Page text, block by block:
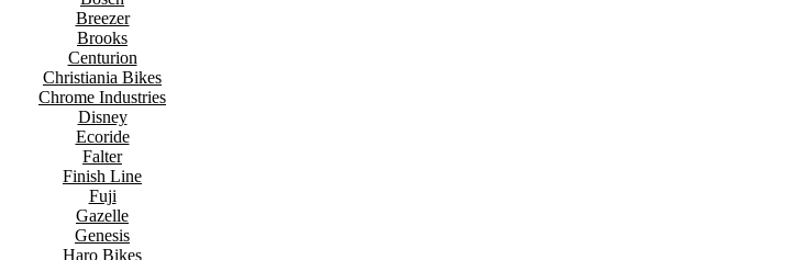
Breezer
Brooks
Centurion
Christiania Bikes
Chrome Industries
Disney
Ecoride
Falter
Finish Line
Fuji
Gazelle
Genesis
Haro Bikes